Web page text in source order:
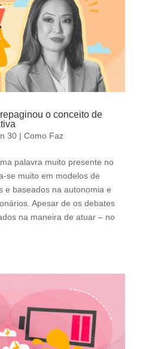
o conceito de
30| Como Faz
palavra muito presente no
se muito em modelos de
e baseados na autonomia e
Apesar de os debates
na maneira de atuar – no